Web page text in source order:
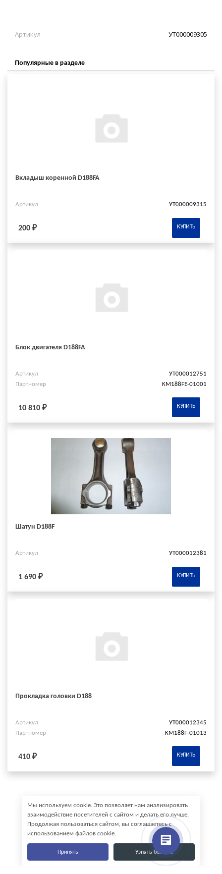
Артикул УТ000009305
Популярные в разделе
Вкладыш коренной D188FA
Артикул УТ000009315
200 ₽ КУПИТЬ
Блок двигателя D188FA
Артикул
УТ000012751
Партномер
KM188FE-01001
10 810 ₽ КУПИТЬ
Шатун D188F
Артикул УТ000012381
1 690 ₽ КУПИТЬ
Прокладка головки D188
Артикул
УТ000012345
Партномер
KM188F-01013
410 ₽ КУПИТЬ
Мы используем cookie. Это позволяет нам анализировать
взаимодействие посетителей с сайтом и делать его лучше.
Продолжая пользоваться сайтом, вы соглашаетесь с
использованием файлов cookie.
Принять Узнать больше